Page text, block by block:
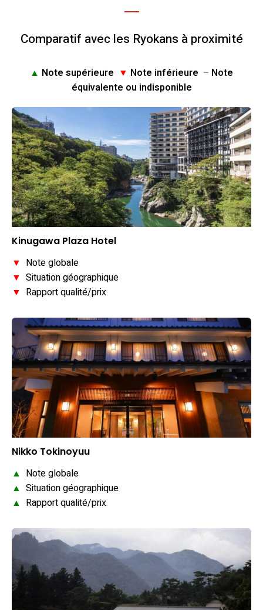
Comparatif avec les Ryokans à proximité
▲ Note supérieure ▼ Note inférieure – Note
équivalente ou indisponible
Kinugawa Plaza Hotel
▼ Note globale
▼ Situation géographique
▼ Rapport qualité/prix
Nikko Tokinoyuu
▲ Note globale
▲ Situation géographique
▲ Rapport qualité/prix